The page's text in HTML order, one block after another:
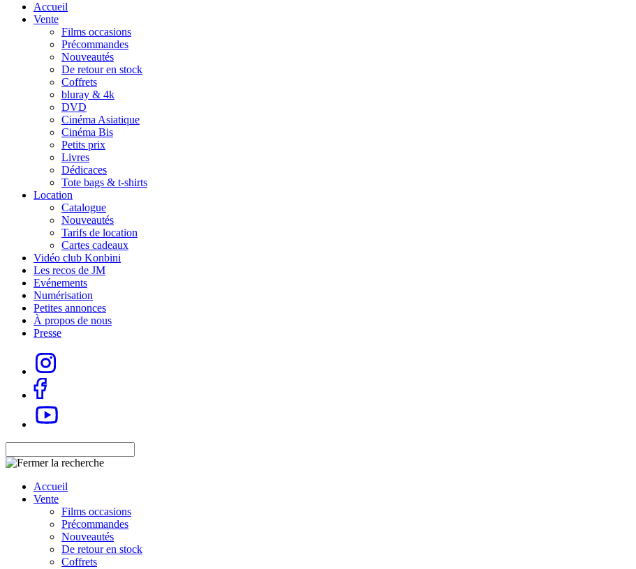
Accueil
Vente
Films occasions
Précommandes
Nouveautés
De retour en stock
Coffrets
bluray & 4k
DVD
Cinéma Asiatique
Cinéma Bis
Petits prix
Livres
Dédicaces
Tote bags & t-shirts
Location
Catalogue
Nouveautés
Tarifs de location
Cartes cadeaux
Vidéo club Konbini
Les recos de JM
Evénements
Numérisation
Petites annonces
À propos de nous
Presse
Accueil
Vente
Films occasions
Précommandes
Nouveautés
De retour en stock
Coffrets